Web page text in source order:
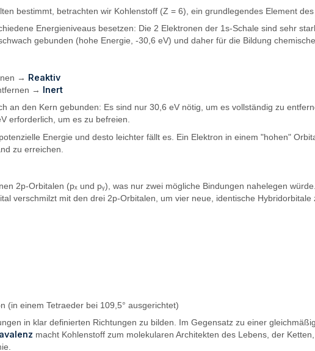
bestimmt, betrachten wir Kohlenstoff (Z = 6), ein grundlegendes Element des
Energieniveaus besetzen: Die 2 Elektronen der 1s-Schale sind sehr
gebunden (hohe Energie, -30,6 eV) und daher für die Bildung
→ Reaktiv
→ Inert
an den Kern gebunden: Es sind nur 30,6 eV nötig, um es vollständig zu
erforderlich, um es zu befreien.
Energie und desto leichter fällt es. Ein Elektron in einem "hohen"
zu erreichen.
2p-Orbitalen (pₓ und pᵧ), was nur zwei mögliche Bindungen nahelegen
verschmilzt mit den drei 2p-Orbitalen, um vier neue, identische Hybridorbitale
(in einem Tetraeder bei 109,5° ausgerichtet)
in klar definierten Richtungen zu bilden. Im Gegensatz zu einer
macht Kohlenstoff zum molekularen Architekten des Lebens, der